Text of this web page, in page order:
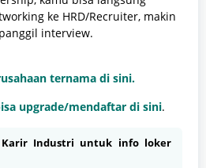
ke HRD/Recruiter, makin
interview.
ternama di sini.
upgrade/mendaftar di sini.
Karir Industri untuk info loker